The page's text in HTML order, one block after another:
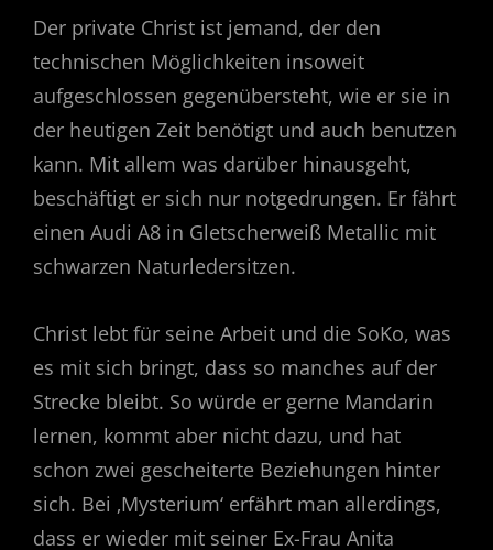
Der private Christ ist jemand, der den
technischen Möglichkeiten insoweit
aufgeschlossen gegenübersteht, wie er sie in
der heutigen Zeit benötigt und auch benutzen
kann. Mit allem was darüber hinausgeht,
beschäftigt er sich nur notgedrungen. Er fährt
einen Audi A8 in Gletscherweiß Metallic mit
schwarzen Naturledersitzen.
Christ lebt für seine Arbeit und die SoKo, was
es mit sich bringt, dass so manches auf der
Strecke bleibt. So würde er gerne Mandarin
lernen, kommt aber nicht dazu, und hat
schon zwei gescheiterte Beziehungen hinter
sich. Bei ‚Mysterium‘ erfährt man allerdings,
dass er wieder mit seiner Ex-Frau Anita